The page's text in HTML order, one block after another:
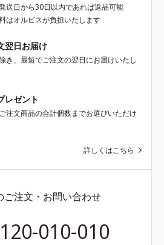
送日から30日以内であれば返品可能
はオルビスが負担いたします
翌日お届け
き、最短でご注文の翌日にお届けいたし
レゼント
注文商品の合計個数までお選びいただけ
詳しくはこちら
ご注文・お問い合わせ
010-010